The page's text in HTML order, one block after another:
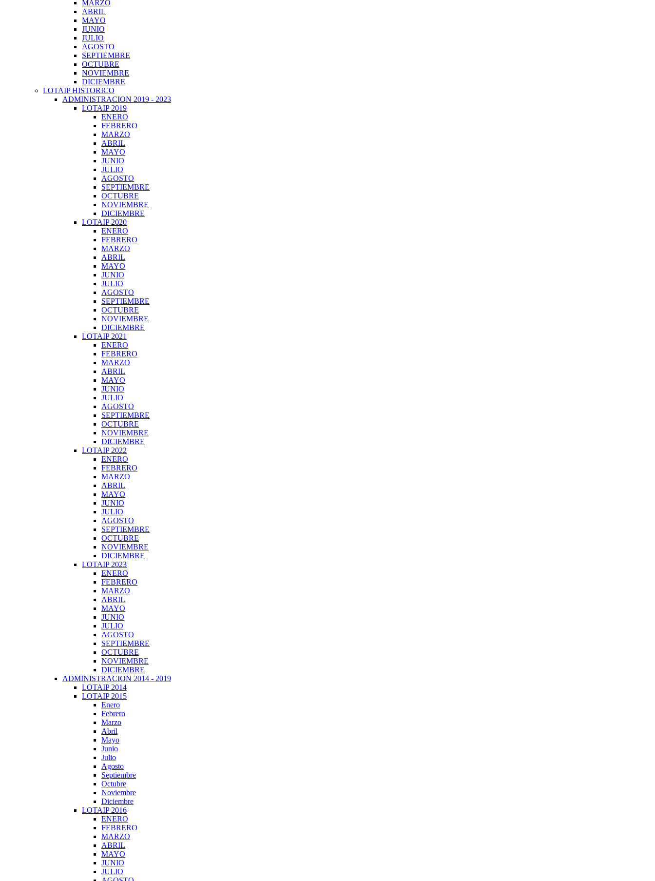
MARZO
ABRIL
MAYO
JUNIO
JULIO
AGOSTO
SEPTIEMBRE
OCTUBRE
NOVIEMBRE
DICIEMBRE
LOTAIP HISTORICO
ADMINISTRACION 2019 - 2023
LOTAIP 2019
ENERO
FEBRERO
MARZO
ABRIL
MAYO
JUNIO
JULIO
AGOSTO
SEPTIEMBRE
OCTUBRE
NOVIEMBRE
DICIEMBRE
LOTAIP 2020
ENERO
FEBRERO
MARZO
ABRIL
MAYO
JUNIO
JULIO
AGOSTO
SEPTIEMBRE
OCTUBRE
NOVIEMBRE
DICIEMBRE
LOTAIP 2021
ENERO
FEBRERO
MARZO
ABRIL
MAYO
JUNIO
JULIO
AGOSTO
SEPTIEMBRE
OCTUBRE
NOVIEMBRE
DICIEMBRE
LOTAIP 2022
ENERO
FEBRERO
MARZO
ABRIL
MAYO
JUNIO
JULIO
AGOSTO
SEPTIEMBRE
OCTUBRE
NOVIEMBRE
DICIEMBRE
LOTAIP 2023
ENERO
FEBRERO
MARZO
ABRIL
MAYO
JUNIO
JULIO
AGOSTO
SEPTIEMBRE
OCTUBRE
NOVIEMBRE
DICIEMBRE
ADMINISTRACION 2014 - 2019
LOTAIP 2014
LOTAIP 2015
Enero
Febrero
Marzo
Abril
Mayo
Junio
Julio
Agosto
Septiembre
Octubre
Noviembre
Diciembre
LOTAIP 2016
ENERO
FEBRERO
MARZO
ABRIL
MAYO
JUNIO
JULIO